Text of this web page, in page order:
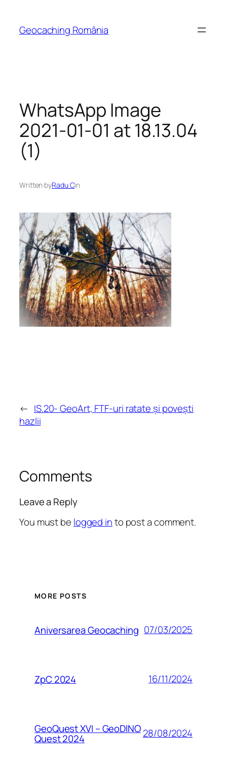
content
Geocaching România
WhatsApp Image
2021-01-01 at 18.13.04
(1)
Written byRadu Cin
← IS.20- GeoArt, FTF-uri ratate și povești
hazlii
Comments
Leave a Reply
You must be logged into post a comment.
MORE POSTS
Aniversarea Geocaching 07/03/2025
ZpC 2024 16/11/2024
GeoQuest XVI – GeoDINO
Quest 2024 28/08/2024